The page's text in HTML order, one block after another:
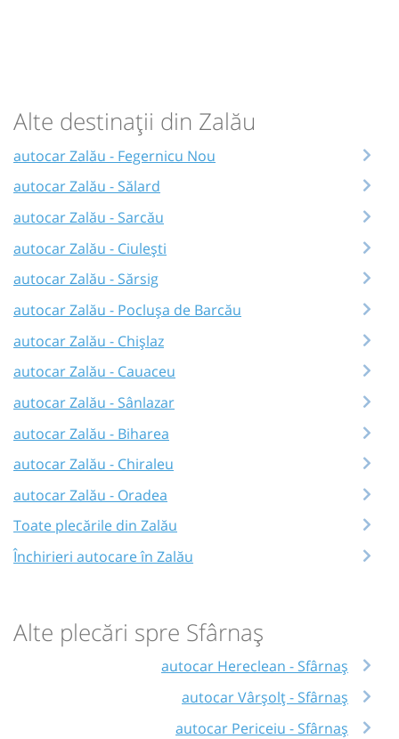
Alte destinații din Zalău
autocar Zalău - Fegernicu Nou
autocar Zalău - Sălard
autocar Zalău - Sarcău
autocar Zalău - Ciulești
autocar Zalău - Sărsig
autocar Zalău - Poclușa de Barcău
autocar Zalău - Chișlaz
autocar Zalău - Cauaceu
autocar Zalău - Sânlazar
autocar Zalău - Biharea
autocar Zalău - Chiraleu
autocar Zalău - Oradea
Toate plecările din Zalău
Închirieri autocare în Zalău
Alte plecări spre Sfârnaș
autocar Hereclean - Sfârnaș
autocar Vârșolț - Sfârnaș
autocar Periceiu - Sfârnaș